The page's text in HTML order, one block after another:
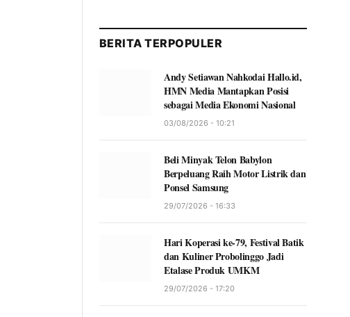
BERITA TERPOPULER
Andy Setiawan Nahkodai Hallo.id,
HMN Media Mantapkan Posisi
sebagai Media Ekonomi Nasional
03/08/2026 - 10:21
Beli Minyak Telon Babylon
Berpeluang Raih Motor Listrik dan
Ponsel Samsung
29/07/2026 - 16:33
Hari Koperasi ke-79, Festival Batik
dan Kuliner Probolinggo Jadi
Etalase Produk UMKM
29/07/2026 - 17:20